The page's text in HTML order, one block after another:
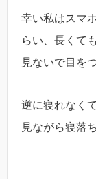
幸い私はスマ
らい、長くて
見ないで目を
逆に寝れなく
見ながら寝落